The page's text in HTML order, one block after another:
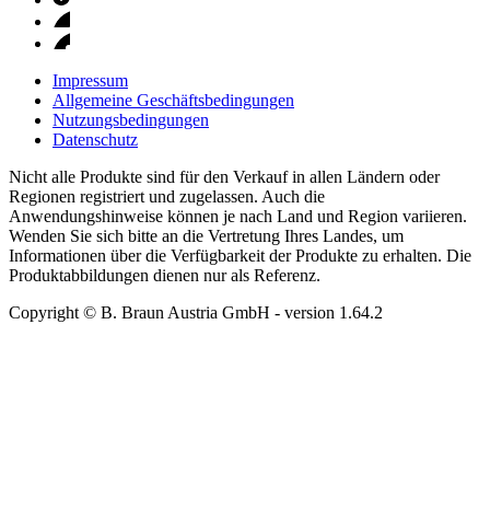
Impressum
Allgemeine Geschäftsbedingungen
Nutzungsbedingungen
Datenschutz
Nicht alle Produkte sind für den Verkauf in allen Ländern oder
Regionen registriert und zugelassen. Auch die
Anwendungshinweise können je nach Land und Region variieren.
Wenden Sie sich bitte an die Vertretung Ihres Landes, um
Informationen über die Verfügbarkeit der Produkte zu erhalten. Die
Produktabbildungen dienen nur als Referenz.
Copyright © B. Braun Austria GmbH - version 1.64.2